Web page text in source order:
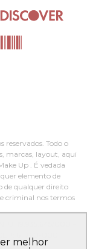
Todo o
marcas, layout, aqui
Up . É vedada
elemento de
de qualquer direito
criminal nos termos
3182.1111
melhor